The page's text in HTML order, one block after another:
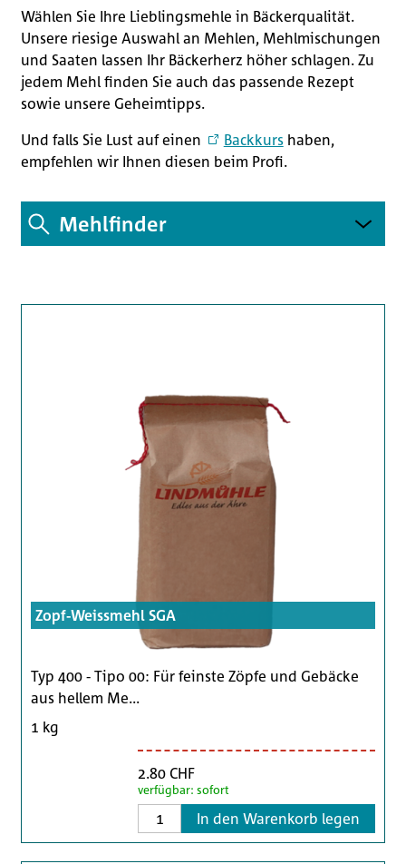
Geheimtipps
Unsere Kleinpackungen im Privatverkauf
Kontakt
AGB
Impressum
Wählen Sie Ihre Lieblingsmehle in Bäckerqualität.
Unsere riesige Auswahl an Mehlen, Mehlmischungen
und Saaten lassen Ihr Bäckerherz höher schlagen. Zu
jedem Mehl finden Sie auch das passende Rezept
sowie unsere Geheimtipps.
Und falls Sie Lust auf einen
Backkurshaben,
empfehlen wir Ihnen diesen beim Profi.
Mehlfinder
Zopf-Weissmehl SGA
Typ 400 - Tipo 00: Für feinste Zöpfe und Gebäcke
aus hellem Me...
1 kg
2.80 CHF
verfügbar: sofort
In den Warenkorb legen